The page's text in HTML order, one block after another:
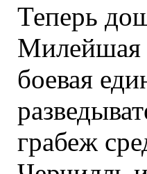
Теперь
Милейшая
боевая
грабеж